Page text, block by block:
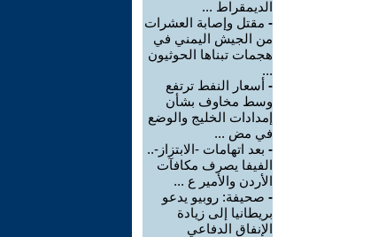
الديمقراط ...
- مقتل وإصابة العشرات
من الجيش اليمني في
هجمات تبناها الحوثيون
...
- أسعار النفط ترتفع
وسط مخاوف بشأن
إمدادات الخليج والوضع
في مض ...
- بعد اتهامات -الابتزاز-..
الفيفا يصرف مكافآت
الأردن والأمير ع ...
- صحيفة: روبيو يدعو
بريطانيا إلى زيادة
الإنفاق الدفاعي